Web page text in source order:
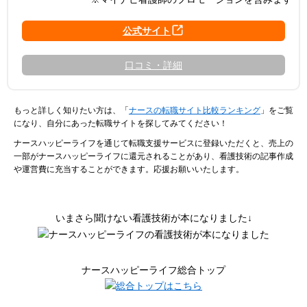
口コミ・詳細
もっと詳しく知りたい方は、「 ナースの転職サイト比較ランキング 」をご覧
になり、自分にあった転職サイトを探してみてください！
ナースハッピーライフを通じて転職支援サービスに登録いただくと、売上の
一部がナースハッピーライフに還元されることがあり、看護技術の記事作成
や運営費に充当することができます。応援お願いいたします。
いまさら聞けない看護技術が本になりました↓
ナースハッピーライフ総合トップ